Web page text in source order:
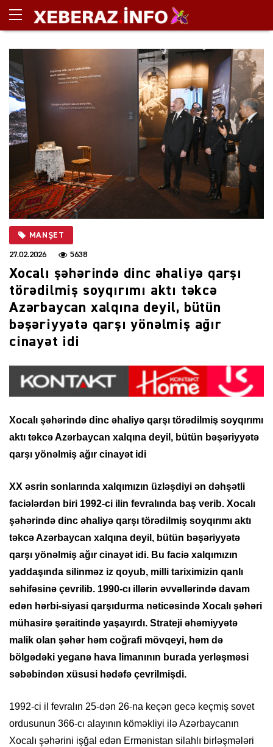
MANŞET
27.02.2026 5638
Xocalı şəhərində dinc əhaliyə qarşı
törədilmiş soyqırımı aktı təkcə
Azərbaycan xalqına deyil, bütün
bəşəriyyətə qarşı yönəlmiş ağır
cinayət idi
Xocalı şəhərində dinc əhaliyə qarşı törədilmiş soyqırımı
aktı təkcə Azərbaycan xalqına deyil, bütün bəşəriyyətə
qarşı yönəlmiş ağır cinayət idi
XX əsrin sonlarında xalqımızın üzləşdiyi ən dəhşətli
faciələrdən biri 1992-ci ilin fevralında baş verib. Xocalı
şəhərində dinc əhaliyə qarşı törədilmiş soyqırımı aktı
təkcə Azərbaycan xalqına deyil, bütün bəşəriyyətə
qarşı yönəlmiş ağır cinayət idi. Bu faciə xalqımızın
yaddaşında silinməz iz qoyub, milli tariximizin qanlı
səhifəsinə çevrilib. 1990-cı illərin əvvəllərində davam
edən hərbi-siyasi qarşıdurma nəticəsində Xocalı şəhəri
mühasirə şəraitində yaşayırdı. Strateji əhəmiyyətə
malik olan şəhər həm coğrafi mövqeyi, həm də
bölgədəki yeganə hava limanının burada yerləşməsi
səbəbindən xüsusi hədəfə çevrilmişdi.
1992-ci il fevralın 25-dən 26-na keçən gecə keçmiş sovet
ordusunun 366-cı alayının köməkliyi ilə Azərbaycanın
Xocalı şəhərini işğal edən Ermənistan silahlı birləşmələri